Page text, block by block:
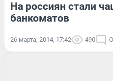
На россиян стали
банкоматов
26 марта, 2014, 17:42 490